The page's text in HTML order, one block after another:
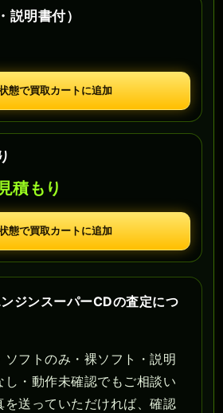
説明書付）
態で買取カートに追加
積もり
態で買取カートに追加
ジンスーパーCDの査定につ
ソフトのみ・裸ソフト・説明
し・動作未確認でもご相談い
を送っていただければ、確認